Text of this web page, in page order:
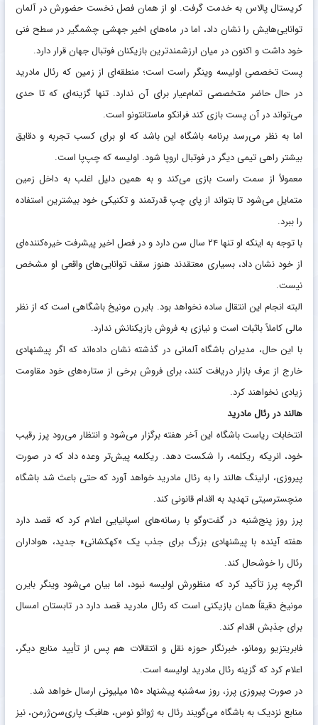
کریستال پالاس به خدمت گرفت. او از همان فصل نخست حضورش در آلمان
توانایی‌هایش را نشان داد، اما در ماه‌های اخیر جهشی چشمگیر در سطح فنی
خود داشت و اکنون در میان ارزشمندترین بازیکنان فوتبال جهان قرار دارد.
پست تخصصی اولیسه وینگر راست است؛ منطقه‌ای از زمین که رئال مادرید
در حال حاضر متخصصی تمام‌عیار برای آن ندارد. تنها گزینه‌ای که تا حدی
می‌تواند در آن پست بازی کند فرانکو ماستانتونو است.
اما به نظر می‌رسد برنامه باشگاه این باشد که او برای کسب تجربه و دقایق
بیشتر راهی تیمی دیگر در فوتبال اروپا شود. اولیسه که چپ‌پا است.
معمولاً از سمت راست بازی می‌کند و به همین دلیل اغلب به داخل زمین
متمایل می‌شود تا بتواند از پای چپ قدرتمند و تکنیکی خود بیشترین استفاده
را ببرد.
با توجه به اینکه او تنها ۲۴ سال سن دارد و در فصل اخیر پیشرفت خیره‌کننده‌ای
از خود نشان داد، بسیاری معتقدند هنوز سقف توانایی‌های واقعی او مشخص
نیست.
البته انجام این انتقال ساده نخواهد بود. بایرن مونیخ باشگاهی است که از نظر
مالی کاملاً باثبات است و نیازی به فروش بازیکنانش ندارد.
با این حال، مدیران باشگاه آلمانی در گذشته نشان داده‌اند که اگر پیشنهادی
خارج از عرف بازار دریافت کنند، برای فروش برخی از ستاره‌های خود مقاومت
زیادی نخواهند کرد.
هالند در رئال مادرید
انتخابات ریاست باشگاه این آخر هفته برگزار می‌شود و انتظار می‌رود پرز رقیب
خود، انریکه ریکلمه، را شکست دهد. ریکلمه پیش‌تر وعده داد که در صورت
پیروزی، ارلینگ هالند را به رئال مادرید خواهد آورد که حتی باعث شد باشگاه
منچسترسیتی تهدید به اقدام قانونی کند.
پرز روز پنج‌شنبه در گفت‌وگو با رسانه‌های اسپانیایی اعلام کرد که قصد دارد
هفته آینده با پیشنهادی بزرگ برای جذب یک «کهکشانی» جدید، هواداران
رئال را خوشحال کند.
اگرچه پرز تأکید کرد که منظورش اولیسه نبود، اما بیان می‌شود وینگر بایرن
مونیخ دقیقاً همان بازیکنی است که رئال مادرید قصد دارد در تابستان امسال
برای جذبش اقدام کند.
فابریتزیو رومانو، خبرنگار حوزه نقل و انتقالات هم پس از تأیید منابع دیگر،
اعلام کرد که گزینه رئال مادرید اولیسه است.
در صورت پیروزی پرز، روز سه‌شنبه پیشنهاد ۱۵۰ میلیونی ارسال خواهد شد.
منابع نزدیک به باشگاه می‌گویند رئال به ژوائو نوس، هافبک پاری‌سن‌ژرمن، نیز